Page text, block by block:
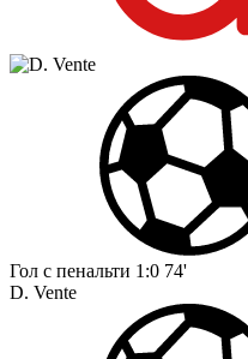
Гол с пенальти 1:0 74'
D. Vente